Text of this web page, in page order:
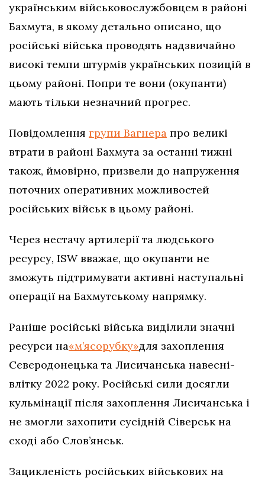
українським військовослужбовцем в районі
Бахмута, в якому детально описано, що
російські війська проводять надзвичайно
високі темпи штурмів українських позицій в
цьому районі. Попри те вони (окупанти)
мають тільки незначний прогрес.
Повідомлення групи Вагнера про великі
втрати в районі Бахмута за останні тижні
також, ймовірно, призвели до напруження
поточних оперативних можливостей
російських військ в цьому районі.
Через нестачу артилерії та людського
ресурсу, ISW вважає, що окупанти не
зможуть підтримувати активні наступальні
операції на Бахмутському напрямку.
Раніше російські війська виділили значні
ресурси на«м’ясорубку»для захоплення
Сєвєродонецька та Лисичанська навесні-
влітку 2022 року. Російські сили досягли
кульмінації після захоплення Лисичанська і
не змогли захопити сусідній Сіверськ на
сході або Слов’янськ.
Зацикленість російських військових на